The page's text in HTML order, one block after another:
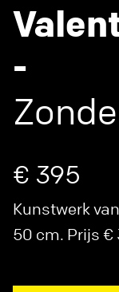
-
€ 395
Kunstwerk
50 cm. Prijs €